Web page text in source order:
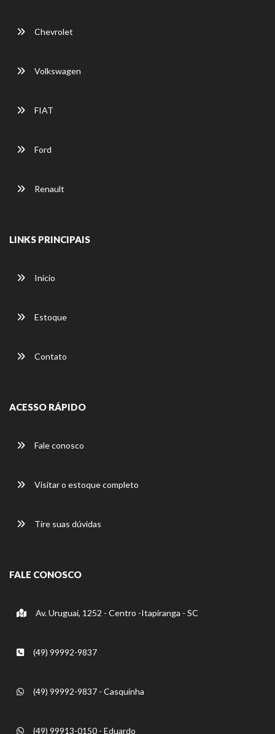
Chevrolet
Volkswagen
FIAT
Ford
Renault
LINKS PRINCIPAIS
Início
Estoque
Contato
ACESSO RÁPIDO
Fale conosco
Visitar o estoque completo
Tire suas dúvidas
FALE CONOSCO
Av. Uruguai, 1252 - Centro -Itapiranga - SC
(49) 99992-9837
(49) 99992-9837 - Casquinha
(49) 99913-0150 - Eduardo